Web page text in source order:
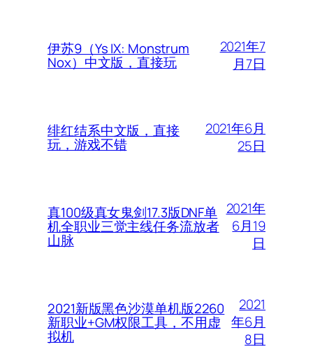
伊苏9（Ys IX: Monstrum
Nox）中文版，直接玩
2021年7
月7日
绯红结系中文版，直接
玩，游戏不错
2021年6月
25日
真100级真女鬼剑17.3版DNF单
机全职业三觉主线任务流放者
山脉
2021年
6月19
日
2021新版黑色沙漠单机版2260
新职业+GM权限工具，不用虚
拟机
2021
年6月
8日